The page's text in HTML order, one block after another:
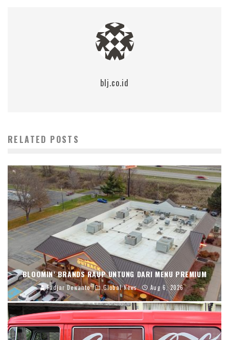
blj.co.id
RELATED POSTS
BLOOMIN’ BRANDS RAUP UNTUNG DARI MENU PREMIUM
Fadjar Dewanto Global News Aug 6, 2026